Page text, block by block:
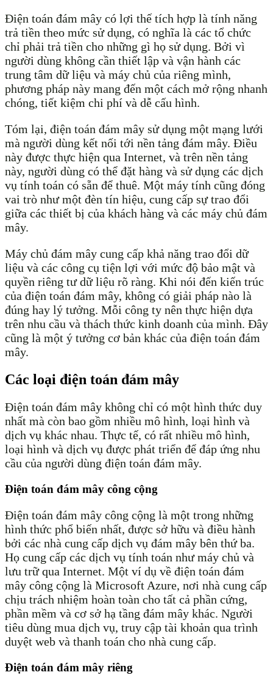
Điện toán đám mây có lợi thế tích hợp là tính năng
trả tiền theo mức sử dụng, có nghĩa là các tổ chức
chỉ phải trả tiền cho những gì họ sử dụng. Bởi vì
người dùng không cần thiết lập và vận hành các
trung tâm dữ liệu và máy chủ của riêng mình,
phương pháp này mang đến một cách mở rộng nhanh
chóng, tiết kiệm chi phí và dễ cấu hình.
Tóm lại, điện toán đám mây sử dụng một mạng lưới
mà người dùng kết nối tới nền tảng đám mây. Điều
này được thực hiện qua Internet, và trên nền tảng
này, người dùng có thể đặt hàng và sử dụng các dịch
vụ tính toán có sẵn để thuê. Một máy tính cũng đóng
vai trò như một đèn tín hiệu, cung cấp sự trao đổi
giữa các thiết bị của khách hàng và các máy chủ đám
mây.
Máy chủ đám mây cung cấp khả năng trao đổi dữ
liệu và các công cụ tiện lợi với mức độ bảo mật và
quyền riêng tư dữ liệu rõ ràng. Khi nói đến kiến trúc
của điện toán đám mây, không có giải pháp nào là
đúng hay lý tưởng. Mỗi công ty nên thực hiện dựa
trên nhu cầu và thách thức kinh doanh của mình. Đây
cũng là một ý tưởng cơ bản khác của điện toán đám
mây.
Các loại điện toán đám mây
Điện toán đám mây không chỉ có một hình thức duy
nhất mà còn bao gồm nhiều mô hình, loại hình và
dịch vụ khác nhau. Thực tế, có rất nhiều mô hình,
loại hình và dịch vụ được phát triển để đáp ứng nhu
cầu của người dùng điện toán đám mây.
Điện toán đám mây công cộng
Điện toán đám mây công cộng là một trong những
hình thức phổ biến nhất, được sở hữu và điều hành
bởi các nhà cung cấp dịch vụ đám mây bên thứ ba.
Họ cung cấp các dịch vụ tính toán như máy chủ và
lưu trữ qua Internet. Một ví dụ về điện toán đám
mây công cộng là Microsoft Azure, nơi nhà cung cấp
chịu trách nhiệm hoàn toàn cho tất cả phần cứng,
phần mềm và cơ sở hạ tầng đám mây khác. Người
tiêu dùng mua dịch vụ, truy cập tài khoản qua trình
duyệt web và thanh toán cho nhà cung cấp.
Điện toán đám mây riêng